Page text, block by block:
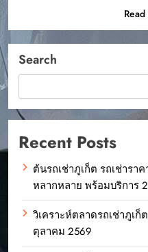
Search
Recent Posts
ต้นรถเช่าภูเก็ต รถเช่ารา
หลากหลาย พร้อมบริการ
วิเคราะห์ตลาดรถเช่าภูเ
ตุลาคม 2569